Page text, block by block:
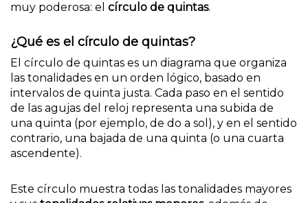
muy poderosa: el círculo de quintas.
¿Qué es el círculo de quintas?
El círculo de quintas es un diagrama que organiza
las tonalidades en un orden lógico, basado en
intervalos de quinta justa. Cada paso en el sentido
de las agujas del reloj representa una subida de
una quinta (por ejemplo, de do a sol), y en el sentido
contrario, una bajada de una quinta (o una cuarta
ascendente).
Este círculo muestra todas las tonalidades mayores